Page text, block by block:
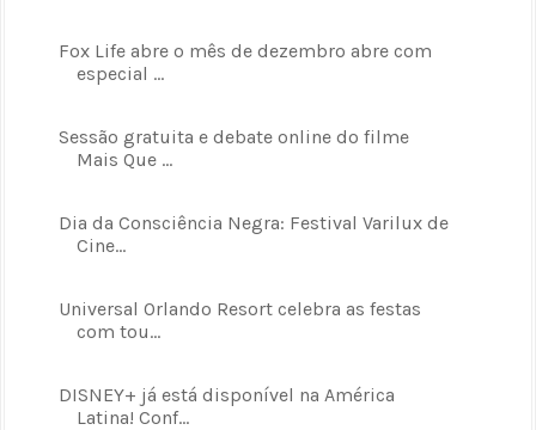
Fox Life abre o mês de dezembro abre com
especial ...
Sessão gratuita e debate online do filme
Mais Que ...
Dia da Consciência Negra: Festival Varilux de
Cine...
Universal Orlando Resort celebra as festas
com tou...
DISNEY+ já está disponível na América
Latina! Conf...